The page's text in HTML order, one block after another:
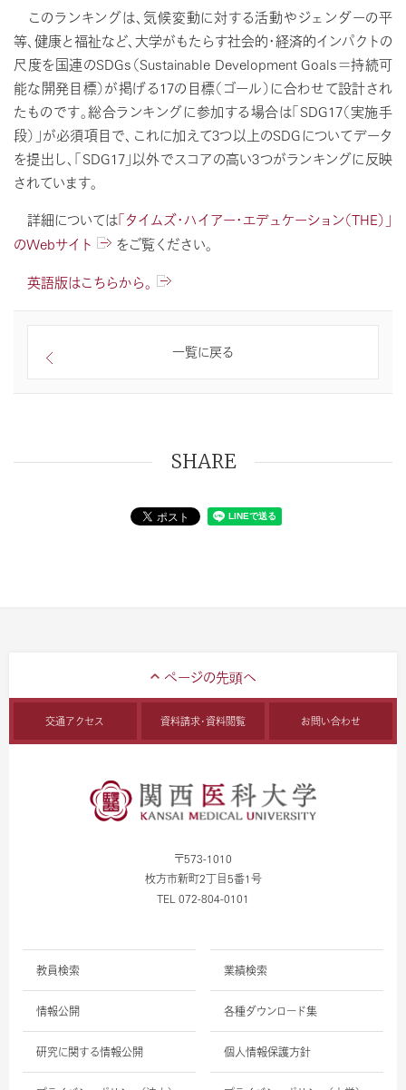
このランキングは、気候変動に対する活動やジェンダーの平
等、健康と福祉など、大学がもたらす社会的・経済的インパクトの
尺度を国連のSDGs（Sustainable Development Goals＝持続可
能な開発目標）が掲げる17の目標（ゴール）に合わせて設計され
たものです。総合ランキングに参加する場合は「SDG17（実施手
段）」が必須項目で、これに加えて3つ以上のSDGについてデータ
を提出し、「SDG17」以外でスコアの高い3つがランキングに反映
されています。
詳細については「タイムズ・ハイアー・エデュケーション（THE）」
のWebサイト
をご覧ください。
英語版はこちらから。
一覧に戻る
SHARE
交通アクセス 資料請求・資料閲覧 お問い合わせ
〒573-1010
枚方市新町2丁目5番1号
TEL 072-804-0101
教員検索 業績検索
情報公開 各種ダウンロード集
研究に関する情報公開 個人情報保護方針